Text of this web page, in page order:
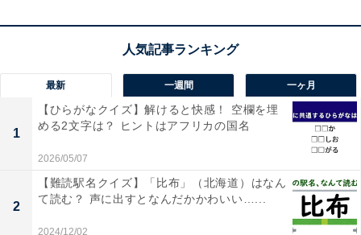
1 2
最新 一週間 一ヶ月
1
【ひらがなクイズ】解けると快感！ 空欄を埋
める2文字は？ ヒントはアフリカの国名
2026/05/07
2
【難読駅名クイズ】「比布」（北海道）はなん
て読む？ 声に出すとなんだかかわいい…...
2024/12/02